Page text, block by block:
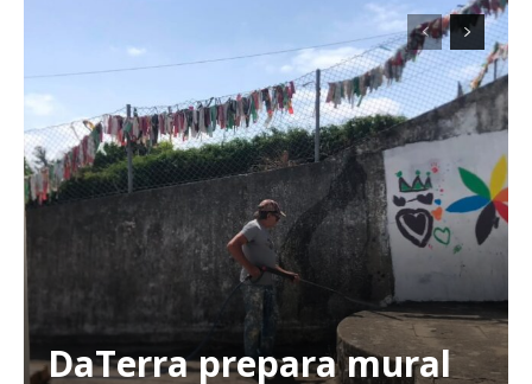
Planos de Assinatura
Faça-se assinante do Região de Cister e ajude-nos a manter este serviço
público!
Sendo assinante terá acesso a todos os conteúdos exclusivos e versões
digitais.
Escolha o plano de assinatura desejado:
DaTerra prepara mural